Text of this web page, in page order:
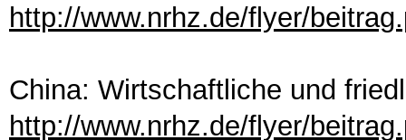
http://www.nrhz.de/flyer/
China: Wirtschaftliche und
http://www.nrhz.de/flyer/